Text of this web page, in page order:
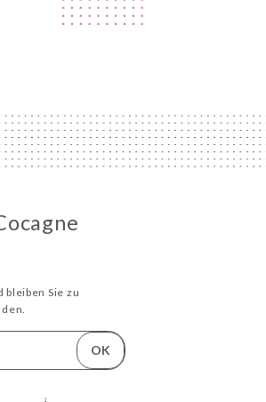
Sie zu
OK